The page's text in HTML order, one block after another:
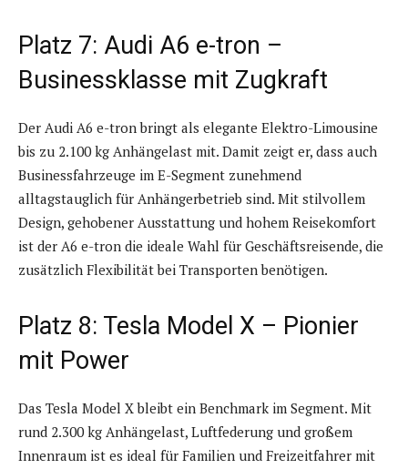
Platz 7: Audi A6 e-tron –
Businessklasse mit Zugkraft
Der Audi A6 e-tron bringt als elegante Elektro-Limousine
bis zu 2.100 kg Anhängelast mit. Damit zeigt er, dass auch
Businessfahrzeuge im E-Segment zunehmend
alltagstauglich für Anhängerbetrieb sind. Mit stilvollem
Design, gehobener Ausstattung und hohem Reisekomfort
ist der A6 e-tron die ideale Wahl für Geschäftsreisende, die
zusätzlich Flexibilität bei Transporten benötigen.
Platz 8: Tesla Model X – Pionier
mit Power
Das Tesla Model X bleibt ein Benchmark im Segment. Mit
rund 2.300 kg Anhängelast, Luftfederung und großem
Innenraum ist es ideal für Familien und Freizeitfahrer mit